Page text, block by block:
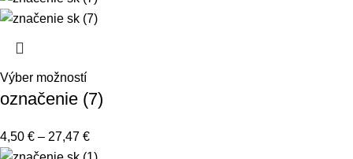
Výber možností
označenie (7)
4,50 € – 27,47 €